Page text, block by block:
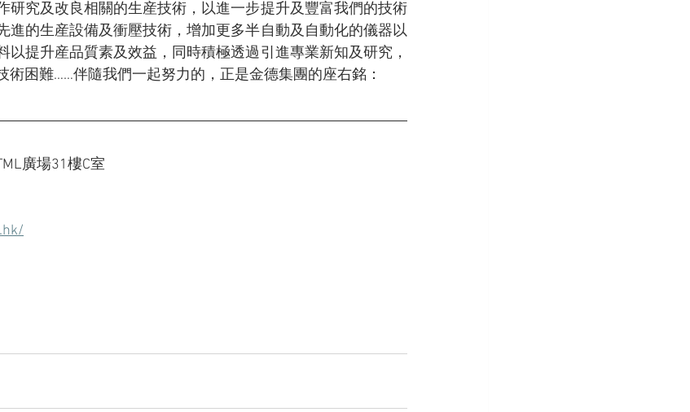
研究及改良相關的生産技術，以進一步提升及豐富我們的技術
進的生産設備及衝壓技術，增加更多半自動及自動化的儀器以
以提升産品質素及效益，同時積極透過引進專業新知及研究，
術困難……伴隨我們一起努力的，正是金德集團的座右銘：
廣場31樓C室